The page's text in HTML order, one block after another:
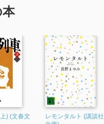
) (文春文
レモンタルト (講談社